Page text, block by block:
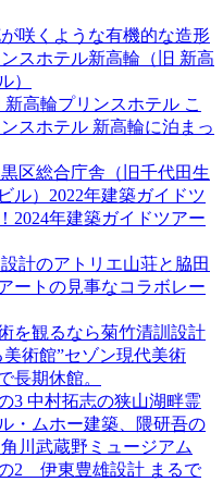
咲くような有機的な造形
スホテル新高輪（旧 新高
）
高輪プリンスホテル こ
スホテル 新高輪に泊まっ
区総合庁舎（旧千代田生
ル）2022年建築ガイドツ
2024年建築ガイドツアー
計のアトリエ山荘と脇田
ートの見事なコラボレー
を観るなら菊竹清訓設計
術館”セゾン現代美術
長期休館。
3 中村拓志の狭山湖畔霊
・ムホー建築、隈研吾の
川武蔵野ミュージアム
2 伊東豊雄設計 まるで